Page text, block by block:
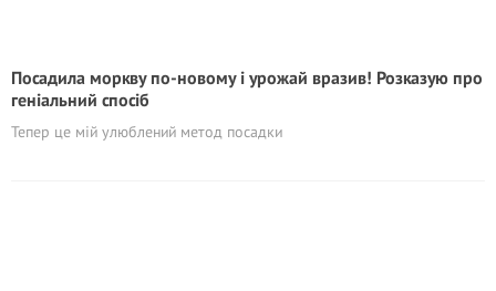
Посадила моркву по-новому і урожай вразив! Розказую про
геніальний спосіб
Тепер це мій улюблений метод посадки